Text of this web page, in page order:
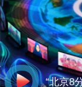
“北京8